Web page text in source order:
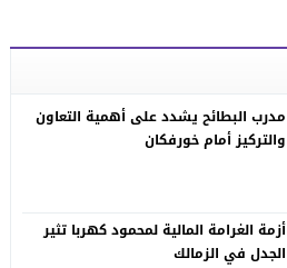
مدرب البطائح يشدد على أهمية التعاون
والتركيز أمام خورفكان
أزمة الغرامة المالية لمحمود كهربا تثير
الجدل في الزمالك